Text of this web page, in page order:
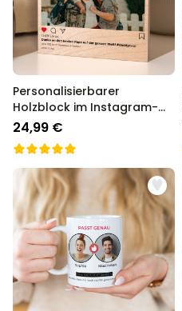
Personalisierbarer
Holzblock im Instagram-
Style
24,99 €